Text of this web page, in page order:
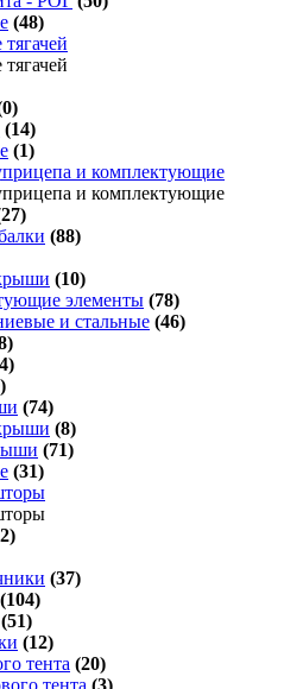
(48)
(14)
(1)
и комплектующие
и комплектующие
(88)
(10)
элементы (78)
и стальные (46)
(74)
(8)
(71)
(31)
(37)
(104)
(51)
(12)
тента (20)
тента (3)